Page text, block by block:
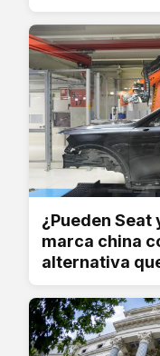
¿Pueden Seat
marca china
alternativa